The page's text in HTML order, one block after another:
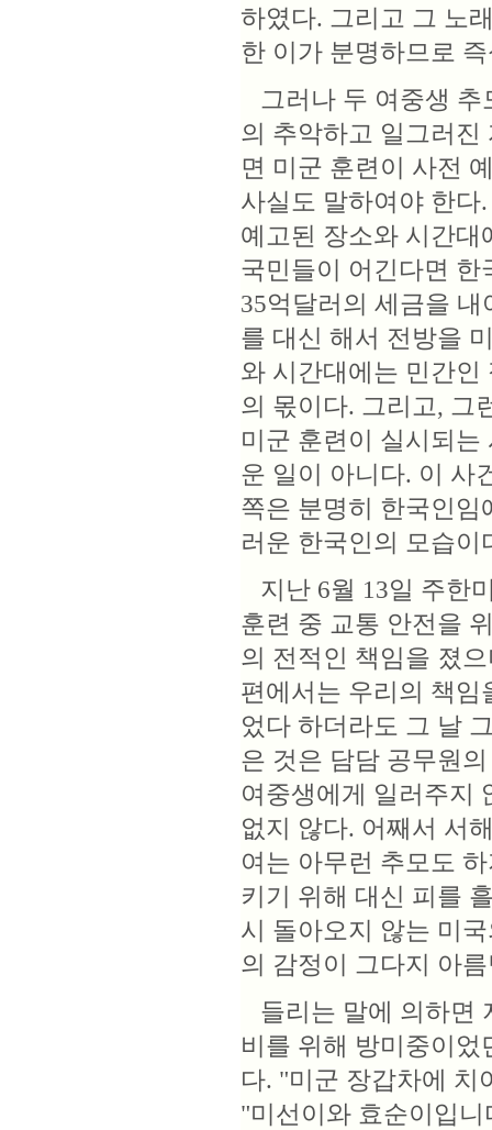
하였다. 그리고 그 노
한 이가 분명하므로
그러나 두 여중생 추
의 추악하고 일그러진
면 미군 훈련이 사전
사실도 말하여야 한다
예고된 장소와 시간대
국민들이 어긴다면 한
35억달러의 세금을
를 대신 해서 전방을
와 시간대에는 민간인
의 몫이다. 그리고, 그
미군 훈련이 실시되
운 일이 아니다. 이 사
쪽은 분명히 한국인임
러운 한국인의 모습이
지난 6월 13일 주한
훈련 중 교통 안전을
의 전적인 책임을 졌
편에서는 우리의 책임
었다 하더라도 그 날
은 것은 담담 공무원
여중생에게 일러주지
없지 않다. 어째서 서
여는 아무런 추모도
키기 위해 대신 피를
시 돌아오지 않는 미
의 감정이 그다지 아
들리는 말에 의하면
비를 위해 방미중이
다. "미군 장갑차에 치
"미선이와 효순이입